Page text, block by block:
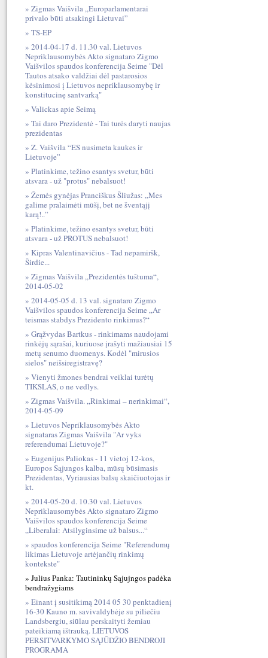
Zigmas Vaišvila „Europarlamentarai
privalo būti atsakingi Lietuvai”
TS-EP
2014-04-17 d. 11.30 val. Lietuvos
Nepriklausomybės Akto signataro Zigmo
Vaišvilos spaudos konferencija Seime "Dėl
Tautos atsako valdžiai dėl pastarosios
kėsinimosi į Lietuvos nepriklausomybę ir
konstitucinę santvarką"
Valickas apie Seimą
Tai daro Prezidentė - Tai turės daryti naujas
prezidentas
Z. Vaišvila “ES nusimeta kaukes ir
Lietuvoje”
Platinkime, težino esantys svetur, būti
atsvara - už "protus" nebalsuot!
Žemės gynėjas Pranciškus Šliužas: „Mes
galime pralaimėti mūšį, bet ne šventąjį
karą!..”
Platinkime, težino esantys svetur, būti
atsvara - už PROTUS nebalsuot!
Kipras Valentinavičius - Tad nepamiršk,
Širdie...
Zigmas Vaišvila „Prezidentės tuštuma“,
2014-05-02
2014-05-05 d. 13 val. signataro Zigmo
Vaišvilos spaudos konferencija Seime „Ar
teismas stabdys Prezidento rinkimus?“
Grąžvydas Bartkus - rinkimams naudojami
rinkėjų sąrašai, kuriuose įrašyti mažiausiai 15
metų senumo duomenys. Kodėl "mirusios
sielos" neišsiregistravę?
Vienyti žmones bendrai veiklai turėtų
TIKSLAS, o ne vedlys.
Zigmas Vaišvila. „Rinkimai – nerinkimai“,
2014-05-09
Lietuvos Nepriklausomybės Akto
signataras Zigmas Vaišvila "Ar vyks
referendumai Lietuvoje?"
Eugenijus Paliokas - 11 vietoj 12-kos,
Europos Sąjungos kalba, mūsų būsimasis
Prezidentas, Vyriausias balsų skaičiuotojas ir
kt.
2014-05-20 d. 10.30 val. Lietuvos
Nepriklausomybės Akto signataro Zigmo
Vaišvilos spaudos konferencija Seime
„Liberalai: Atsilyginsime už balsus...“
spaudos konferencija Seime "Referendumų
likimas Lietuvoje artėjančių rinkimų
kontekste"
Julius Panka: Tautininkų Sąjujngos padėka
bendražygiams
Einant į susitikimą 2014 05 30 penktadienį
16-30 Kauno m. savivaldybėje su piliečiu
Landsbergiu, siūlau perskaityti žemiau
pateikiamą ištrauką. LIETUVOS
PERSITVARKYMO SĄJŪDŽIO BENDROJI
PROGRAMA